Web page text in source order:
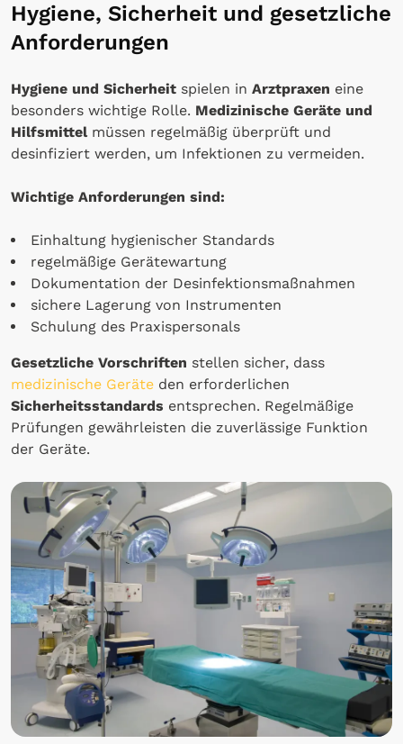
Hygiene, Sicherheit und gesetzliche
Anforderungen
Hygiene und Sicherheit spielen in Arztpraxen eine
besonders wichtige Rolle. Medizinische Geräte und
Hilfsmittelmüssen regelmäßig überprüft und
desinfiziert werden, um Infektionen zu vermeiden.
Wichtige Anforderungen sind:
Einhaltung hygienischer Standards
regelmäßige Gerätewartung
Dokumentation der Desinfektionsmaßnahmen
sichere Lagerung von Instrumenten
Schulung des Praxispersonals
Gesetzliche Vorschriften stellen sicher, dass
medizinische Geräte den erforderlichen
Sicherheitsstandards entsprechen. Regelmäßige
Prüfungen gewährleisten die zuverlässige Funktion
der Geräte.